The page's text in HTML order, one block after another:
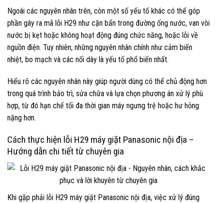
Ngoài các nguyên nhân trên, còn một số yếu tố khác có thể góp
phần gây ra mã lỗi H29 như cặn bẩn trong đường ống nước, van vòi
nước bị kẹt hoặc không hoạt động đúng chức năng, hoặc lỗi về
nguồn điện. Tuy nhiên, những nguyên nhân chính như cảm biến
nhiệt, bo mạch và các nối dây là yếu tố phổ biến nhất.
Hiểu rõ các nguyên nhân này giúp người dùng có thể chủ động hơn
trong quá trình bảo trì, sửa chữa và lựa chọn phương án xử lý phù
hợp, từ đó hạn chế tối đa thời gian máy ngưng trệ hoặc hư hỏng
nặng hơn.
Cách thực hiện lỗi H29 máy giặt Panasonic nội địa –
Hướng dẫn chi tiết từ chuyên gia
Khi gặp phải lỗi H29 máy giặt Panasonic nội địa, việc xử lý đúng